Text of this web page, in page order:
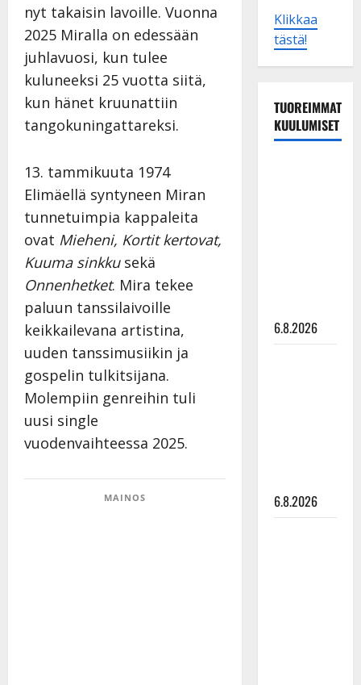
nyt takaisin lavoille. Vuonna
2025 Miralla on edessään
juhlavuosi, kun tulee
kuluneeksi 25 vuotta siitä,
kun hänet kruunattiin
tangokuningattareksi.
13. tammikuuta 1974
Elimäellä syntyneen Miran
tunnetuimpia kappaleita
ovat Mieheni, Kortit kertovat,
Kuuma sinkku sekä
Onnenhetket. Mira tekee
paluun tanssilaivoille
keikkailevana artistina,
uuden tanssimusiikin ja
gospelin tulkitsijana.
Molempiin genreihin tuli
uusi single
vuodenvaihteessa 2025.
MAINOS
Klikkaa
tästä!
TUOREIMMAT
KUULUMISET
6.8.2026
6.8.2026